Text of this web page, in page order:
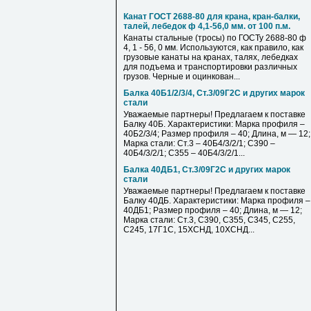
Канат ГОСТ 2688-80 для крана, кран-балки,
талей, лебедок ф 4,1-56,0 мм. от 100 п.м.
Канаты стальные (тросы) по ГОСТу 2688-80 ф
4, 1 - 56, 0 мм. Используются, как правило, как
грузовые канаты на кранах, талях, лебедках
для подъема и транспортировки различных
грузов. Черные и оцинкован...
Балка 40Б1/2/3/4, Ст.3/09Г2С и других марок
стали
Уважаемые партнеры! Предлагаем к поставке
Балку 40Б. Характеристики: Марка профиля –
40Б2/3/4; Размер профиля – 40; Длина, м — 12;
Марка стали: Ст.3 – 40Б4/3/2/1; С390 –
40Б4/3/2/1; С355 – 40Б4/3/2/1...
Балка 40ДБ1, Ст.3/09Г2С и других марок
стали
Уважаемые партнеры! Предлагаем к поставке
Балку 40ДБ. Характеристики: Марка профиля –
40ДБ1; Размер профиля – 40; Длина, м — 12;
Марка стали: Ст.3, С390, С355, С345, С255,
С245, 17Г1С, 15ХСНД, 10ХСНД...